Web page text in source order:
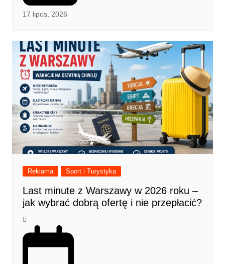
17 lipca, 2026
Reklama Sport i Turystyka
Last minute z Warszawy w 2026 roku –
jak wybrać dobrą ofertę i nie przepłacić?